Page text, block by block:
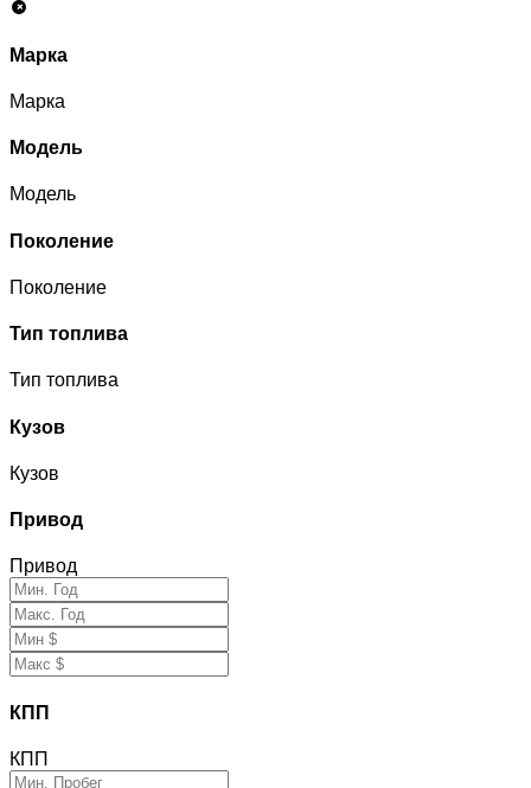
Марка
Марка
Модель
Модель
Поколение
Поколение
Тип топлива
Тип топлива
Кузов
Кузов
Привод
Привод
КПП
КПП